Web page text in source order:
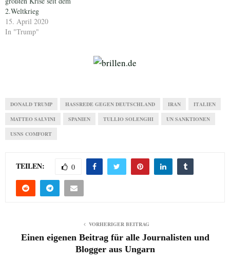
2.Weltkrieg
15. April 2020
In "Trump"
DONALD TRUMP HASSREDE GEGEN DEUTSCHLAND IRAN ITALIEN
MATTEO SALVINI SPANIEN TULLIO SOLENGHI UN SANKTIONEN
USNS COMFORT
TEILEN: 0
VORHERIGER BEITRAG
Einen eigenen Beitrag für alle Journalisten und
Blogger aus Ungarn